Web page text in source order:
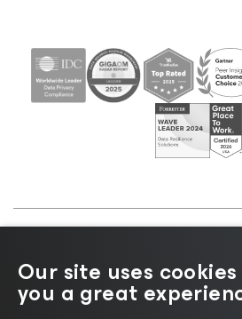
|Informativa sui cookie|
di licenza|Risorse
Our site uses
you a great